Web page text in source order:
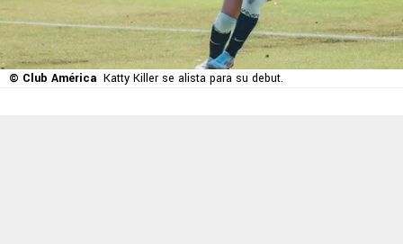
© Club América Katty Killer se alista para su debut.